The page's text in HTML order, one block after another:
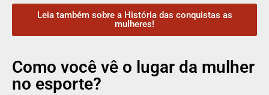
Leia também sobre a História das conquistas as
mulheres!
Como você vê o lugar da mulher
no esporte?